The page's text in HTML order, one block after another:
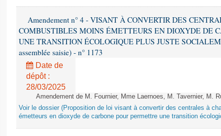
Amendement n° 4 - VISANT À CONVERTIR DES
COMBUSTIBLES MOINS ÉMETTEURS EN DIOXYDE DE
UNE TRANSITION ÉCOLOGIQUE PLUS JUSTE
assemblée saisie) - n° 1173
Date de
dépôt :
28/03/2025
Amendement de M. Fournier, Mme Laernoes, M. Tavernier, M.
Voir le dossier (Proposition de loi visant à convertir des centrales à
émetteurs en dioxyde de carbone pour permettre une transition